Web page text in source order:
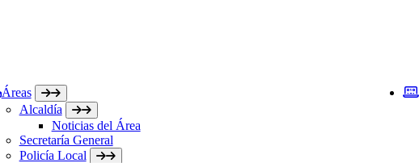
Áreas
Alcaldía
Noticias del Área
Secretaría General
Policía Local